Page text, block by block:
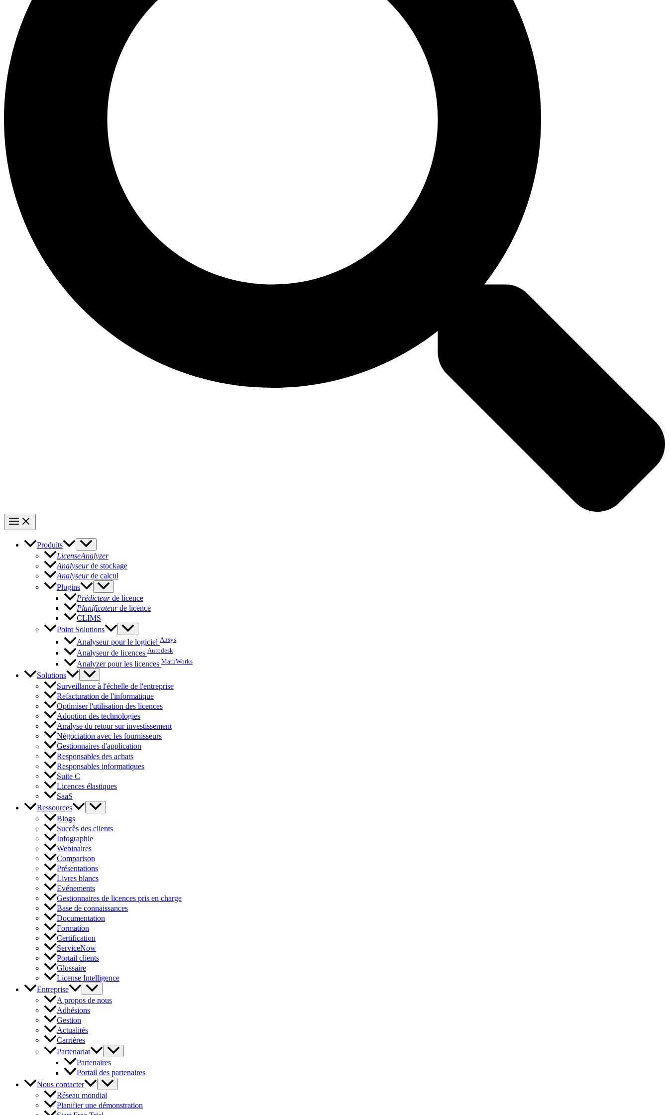
Produits
LicenseAnalyzer
Analyseurde stockage
Analyseurde calcul
Plugins
Prédicteurde licence
Planificateurde licence
CLIMS
Point Solutions
Analyseur pour le logiciel Ansys
Analyseur de licences Autodesk
Analyzer pour les licences MathWorks
Solutions
Surveillance à l'échelle de l'entreprise
Refacturation de l'informatique
Optimiser l'utilisation des licences
Adoption des technologies
Analyse du retour sur investissement
Négociation avec les fournisseurs
Gestionnaires d'application
Responsables des achats
Responsables informatiques
Suite C
Licences élastiques
SaaS
Ressources
Blogs
Succès des clients
Infographie
Webinaires
Comparison
Présentations
Livres blancs
Evénements
Gestionnaires de licences pris en charge
Base de connaissances
Documentation
Formation
Certification
ServiceNow
Portail clients
Glossaire
License Intelligence
Entreprise
A propos de nous
Adhésions
Gestion
Actualités
Carrières
Partenariat
Partenaires
Portail des partenaires
Nous contacter
Réseau mondial
Planifier une démonstration